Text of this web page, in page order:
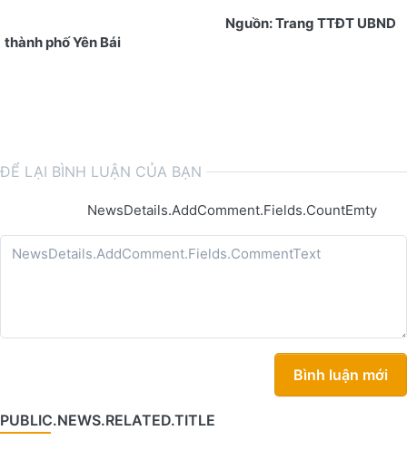
Nguồn: Trang TTĐT UBND
thành phố Yên Bái
ĐỂ LẠI BÌNH LUẬN CỦA BẠN
NewsDetails.AddComment.Fields.CountEmty
Bình luận mới
PUBLIC.NEWS.RELATED.TITLE